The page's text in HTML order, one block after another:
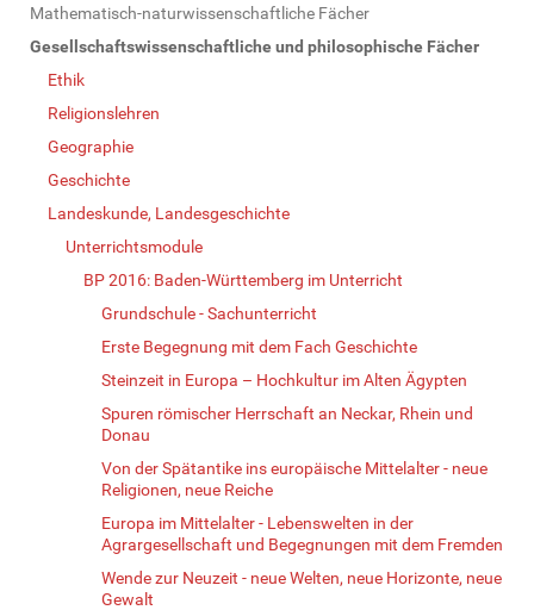
Mathematisch-naturwissenschaftliche Fächer
Gesellschaftswissenschaftliche und philosophische Fächer
Ethik
Religionslehren
Geographie
Geschichte
Landeskunde, Landesgeschichte
Unterrichtsmodule
BP 2016: Baden-Württemberg im Unterricht
Grundschule - Sachunterricht
Erste Begegnung mit dem Fach Geschichte
Steinzeit in Europa – Hochkultur im Alten Ägypten
Spuren römischer Herrschaft an Neckar, Rhein und
Donau
Von der Spätantike ins europäische Mittelalter - neue
Religionen, neue Reiche
Europa im Mittelalter - Lebenswelten in der
Agrargesellschaft und Begegnungen mit dem Fremden
Wende zur Neuzeit - neue Welten, neue Horizonte, neue
Gewalt